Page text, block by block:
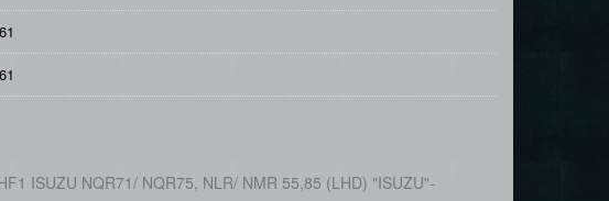
ISUZU NQR71/ NQR75, NLR/ NMR 55,85 (LHD) "ISUZU"-